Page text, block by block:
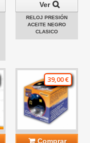
Ver
RELOJ PRESIÓN
ACEITE NEGRO
CLASICO
39,00 €
Comprar